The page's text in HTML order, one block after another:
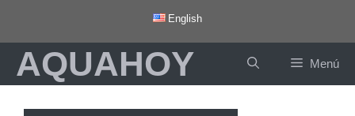
contenido
English
AQUAHOY Menú